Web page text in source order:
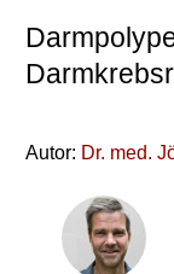
Autor: Dr. med.
► Krankheiten
►
► Medikamente
Darmpolypen
Behandlung
Wie schnell